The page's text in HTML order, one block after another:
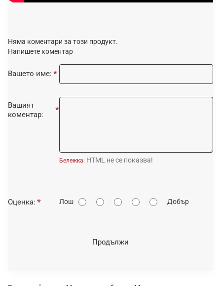
Няма коментари за този продукт.
Напишете коментар
Вашето име:
Вашият
коментар:
Бележка: HTML не се показва!
О
Оценка: Лош Добър
Продължи